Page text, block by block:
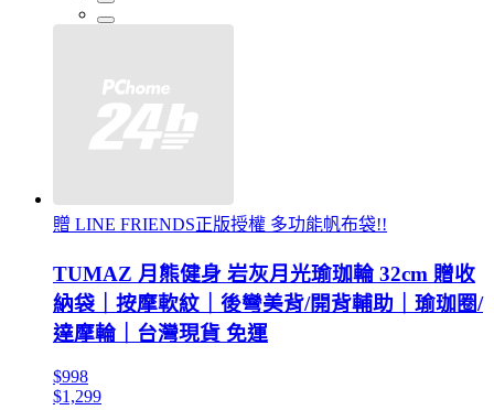
贈 LINE FRIENDS正版授權 多功能帆布袋!!
TUMAZ 月熊健身 岩灰月光瑜珈輪 32cm 贈收
納袋｜按摩軟紋｜後彎美背/開背輔助｜瑜珈圈/
達摩輪｜台灣現貨 免運
$998
$1,299